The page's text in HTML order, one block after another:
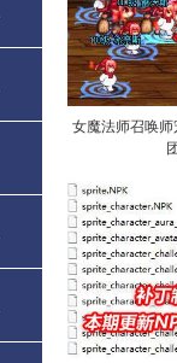
女魔法师召唤